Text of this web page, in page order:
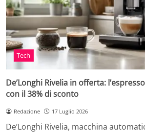
Tech
De’Longhi Rivelia in offerta:
con il 38% di sconto
Redazione 17 Luglio 2026
De’Longhi Rivelia, macchina